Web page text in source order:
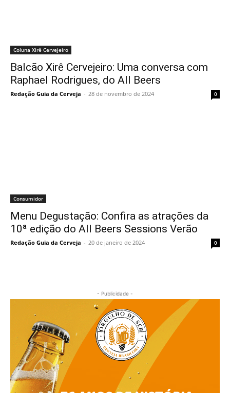
Coluna Xirê Cervejeiro
Balcão Xirê Cervejeiro: Uma conversa com
Raphael Rodrigues, do All Beers
Redação Guia da Cerveja - 28 de novembro de 2024 0
Consumidor
Menu Degustação: Confira as atrações da
10ª edição do All Beers Sessions Verão
Redação Guia da Cerveja - 20 de janeiro de 2024 0
- Publicidade -